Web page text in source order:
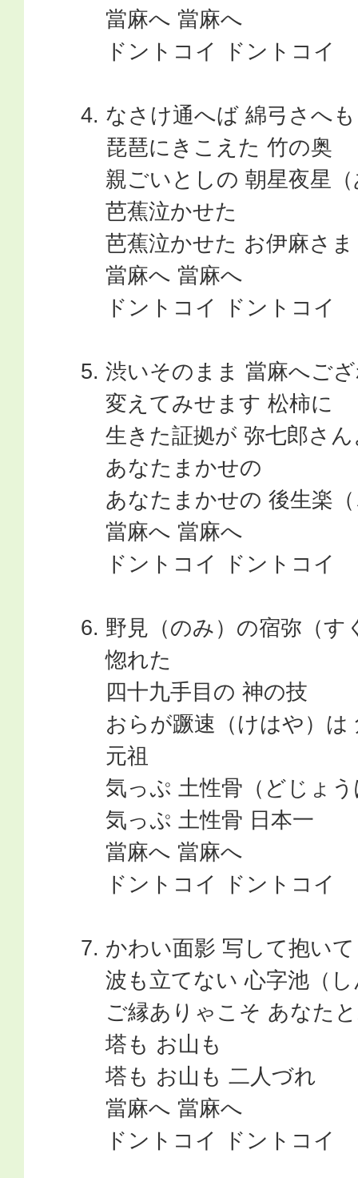
當麻へ 當麻へ
ドントコイ ドントコイ
なさけ通へば 綿弓さへも
琵琶にきこえた 竹の奥
親ごいとしの 朝星夜星
芭蕉泣かせた
芭蕉泣かせた お伊麻さま
當麻へ 當麻へ
ドントコイ ドントコイ
渋いそのまま 當麻へご
変えてみせます 松柿に
生きた証拠が 弥七郎さ
あなたまかせの
あなたまかせの 後生楽
當麻へ 當麻へ
ドントコイ ドントコイ
野見（のみ）の宿弥（す
惚れた
四十九手目の 神の技
おらが蹶速（けはや）は
元祖
気っぷ 土性骨（どじょ
気っぷ 土性骨 日本一
當麻へ 當麻へ
ドントコイ ドントコイ
かわい面影 写して抱いて
波も立てない 心字池（
ご縁ありゃこそ あなた
塔も お山も
塔も お山も 二人づれ
當麻へ 當麻へ
ドントコイ ドントコイ